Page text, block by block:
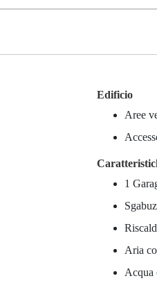
Edificio
Aree
1
Aria
Acqua